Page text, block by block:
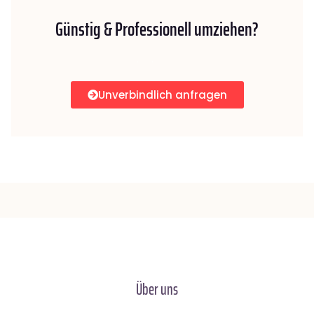
Günstig & Professionell umziehen?
Unverbindlich anfragen
Über uns